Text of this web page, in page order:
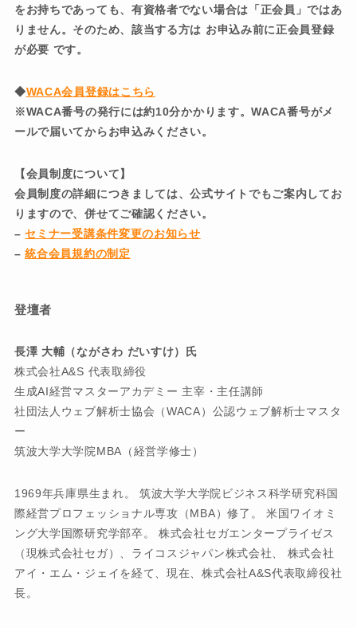
をお持ちであっても、有資格者でない場合は「正会員」ではあ
りません。そのため、該当する方は お申込み前に正会員登録
が必要 です。
◆WACA会員登録はこちら
※WACA番号の発行には約10分かかります。WACA番号がメ
ールで届いてからお申込みください。
【会員制度について】
会員制度の詳細につきましては、公式サイトでもご案内してお
りますので、併せてご確認ください。
–セミナー受講条件変更のお知らせ
–統合会員規約の制定
登壇者
長澤 大輔（ながさわ だいすけ）氏
株式会社A&S 代表取締役
生成AI経営マスターアカデミー 主宰・主任講師
社団法人ウェブ解析士協会（WACA）公認ウェブ解析士マスタ
ー
筑波大学大学院MBA（経営学修士）
1969年兵庫県生まれ。 筑波大学大学院ビジネス科学研究科国
際経営プロフェッショナル専攻（MBA）修了。 米国ワイオミ
ング大学国際研究学部卒。 株式会社セガエンタープライゼス
（現株式会社セガ）、ライコスジャパン株式会社、 株式会社
アイ・エム・ジェイを経て、現在、株式会社A&S代表取締役社
長。